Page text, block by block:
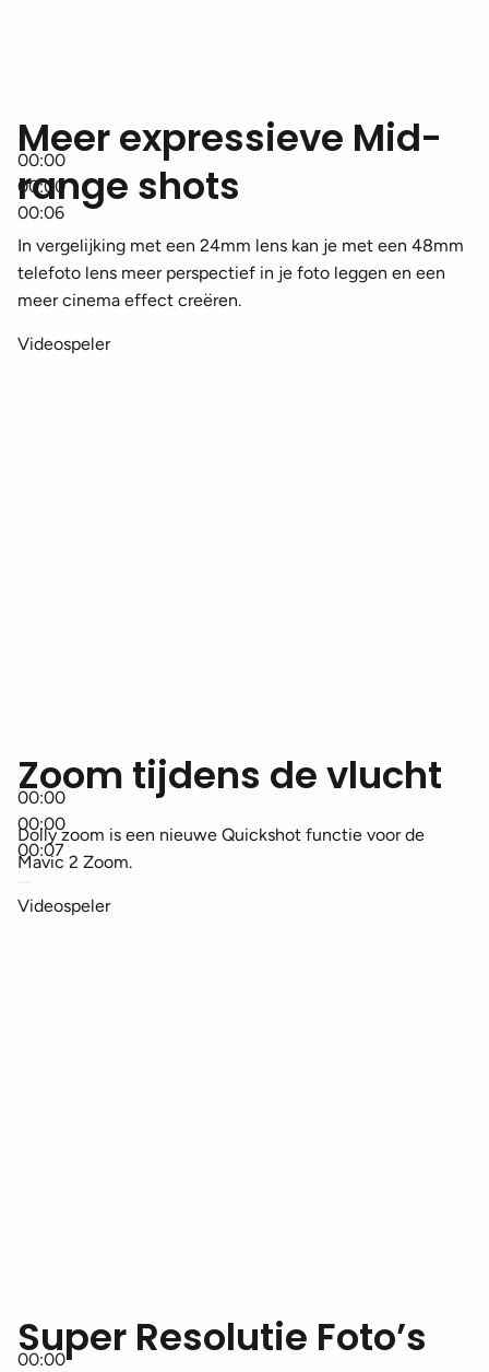
00:00
00:00
00:06
Meer expressieve Mid-
range shots
In vergelijking met een 24mm lens kan je met een 48mm
telefoto lens meer perspectief in je foto leggen en een
meer cinema effect creëren.
Videospeler
00:00
00:00
00:07
Zoom tijdens de vlucht
Dolly zoom is een nieuwe Quickshot functie voor de
Mavic 2 Zoom.
Videospeler
00:00
Super Resolutie Foto’s